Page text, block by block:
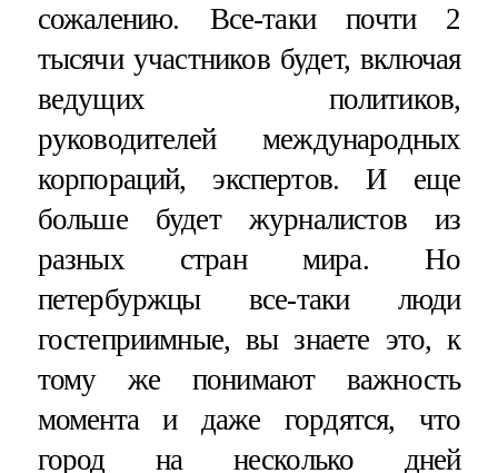
сожалению. Все-таки почти 2
тысячи участников будет, включая
ведущих политиков,
руководителей международных
корпораций, экспертов. И еще
больше будет журналистов из
разных стран мира. Но
петербуржцы все-таки люди
гостеприимные, вы знаете это, к
тому же понимают важность
момента и даже гордятся, что
город на несколько дней